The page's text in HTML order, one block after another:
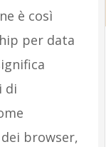
è così
per data
di
browser,